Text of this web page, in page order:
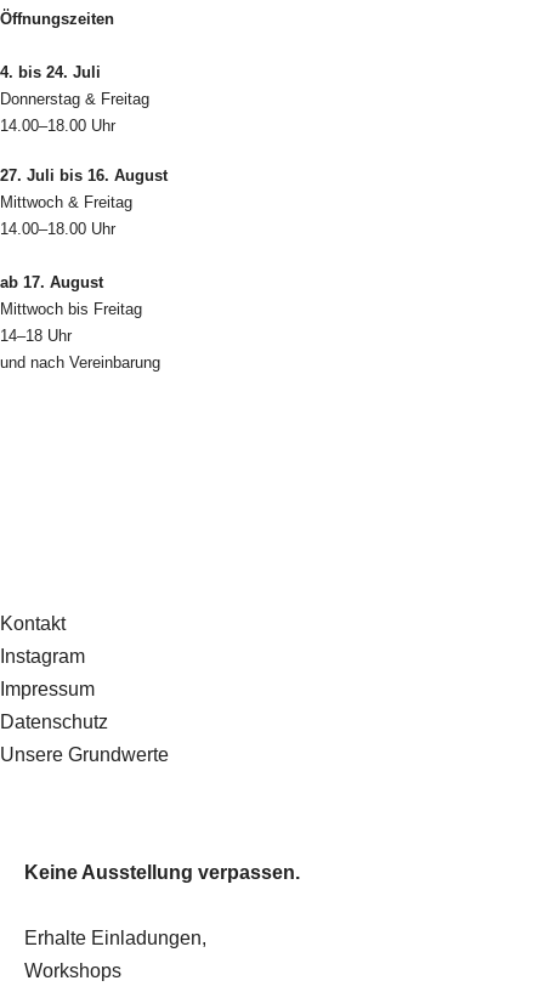
Öffnungszeiten
4. bis 24. Juli
Donnerstag & Freitag
14.00–18.00 Uhr
27. Juli bis 16. August
Mittwoch & Freitag
14.00–18.00 Uhr
ab 17. August
Mittwoch bis Freitag
14–18 Uhr
und nach Vereinbarung
Kontakt
Instagram
Impressum
Datenschutz
Unsere Grundwerte
Keine Ausstellung verpassen.
Erhalte Einladungen,
Workshops